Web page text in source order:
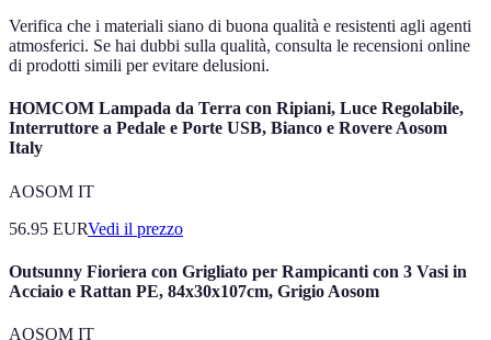
Verifica che i materiali siano di buona qualità e resistenti agli agenti
atmosferici. Se hai dubbi sulla qualità, consulta le recensioni online
di prodotti simili per evitare delusioni.
HOMCOM Lampada da Terra con Ripiani, Luce Regolabile,
Interruttore a Pedale e Porte USB, Bianco e Rovere Aosom
Italy
AOSOM IT
56.95 EURVedi il prezzo
Outsunny Fioriera con Grigliato per Rampicanti con 3 Vasi in
Acciaio e Rattan PE, 84x30x107cm, Grigio Aosom
AOSOM IT